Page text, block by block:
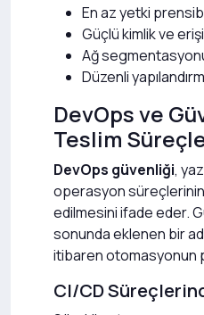
En az yetki
Güçlü kimlik ve
Ağ
Düzenli
DevOps ve
Teslim
DevOps güvenliği,
operasyon
edilmesini ifade eder.
sonunda eklenen bir
itibaren otomasyonun
CI/CD